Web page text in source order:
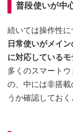
普段使いが中
続いては操作性に
日常使いがメイ
に対応しているモ
多くのスマート
の、中には非搭
うか確認しておく